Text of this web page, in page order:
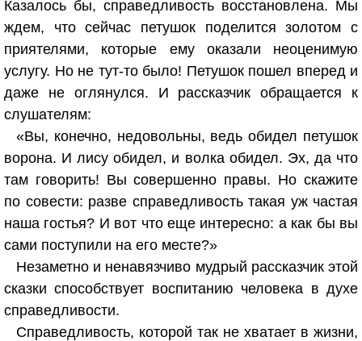
Казалось бы, справедливость восстановлена. Мы
ждем, что сейчас петушок поделится золотом с
приятелями, которые ему оказали неоценимую
услугу. Но не тут-то было! Петушок пошел вперед и
даже не оглянулся. И рассказчик обращается к
слушателям:
«Вы, конечно, недовольны, ведь обидел петушок
ворона. И лису обидел, и волка обидел. Эх, да что
там говорить! Вы совершенно правы. Но скажите
по совести: разве справедливость такая уж частая
наша гостья? И вот что еще интересно: а как бы вы
сами поступили на его месте?»
Незаметно и ненавязчиво мудрый рассказчик этой
сказки способствует воспитанию человека в духе
справедливости.
Справедливость, которой так не хватает в жизни,